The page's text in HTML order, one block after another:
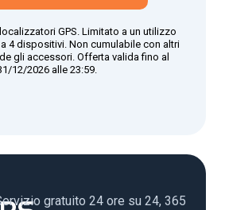
GPS. Limitato a un utilizzo
4 dispositivi. Non cumulabile con altri
gli accessori. Offerta valida fino al
12/2026 alle 23:59.
gratuito 24 ore su 24, 365